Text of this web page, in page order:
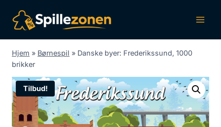
indhold
Hjem » Børnespil » Danske byer: Frederikssund, 1000
brikker
Tilbud!